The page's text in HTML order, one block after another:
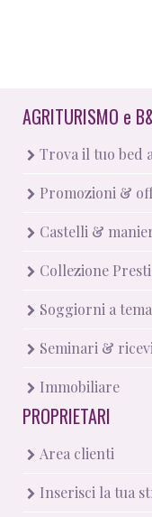
AGRITURISMO e
Trova il tuo bed
Promozioni &
Castelli &
Collezione
Soggiorni a tema
Seminari &
Immobiliare
PROPRIETARI
Area clienti
Inserisci la tua